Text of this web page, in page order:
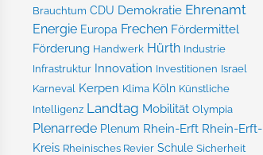
m
-
f
Brauchtum CDU Demokratie Ehrenamt
Energie Europa Frechen Fördermittel
Förderung Handwerk Hürth Industrie
Infrastruktur Innovation Investitionen Israel
Karneval Kerpen Klima Köln Künstliche
Intelligenz Landtag Mobilität Olympia
Plenarrede Plenum Rhein-Erft Rhein-Erft-
Kreis Rheinisches Revier Schule Sicherheit